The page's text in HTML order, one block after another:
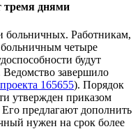
тремя днями
больничных. Работникам,
больничным четыре
будут
Ведомство завершило
165655). Порядок
утвержден приказом
предлагают дополнить
нужен на срок более